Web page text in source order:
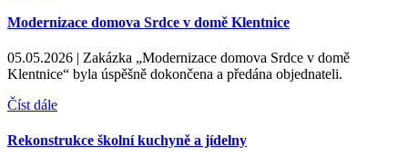
Modernizace domova Srdce v domě Klentnice
05.05.2026 | Zakázka „Modernizace domova Srdce v domě
Klentnice“ byla úspěšně dokončena a předána objednateli.
Číst dále
Rekonstrukce školní kuchyně a jídelny